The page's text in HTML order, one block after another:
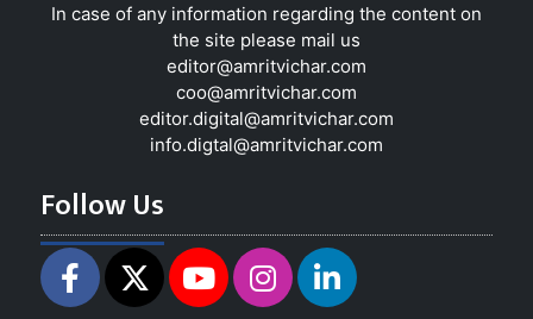
In case of any information regarding the content on
the site please mail us
editor@amritvichar.com
coo@amritvichar.com
editor.digital@amritvichar.com
info.digtal@amritvichar.com
Follow Us